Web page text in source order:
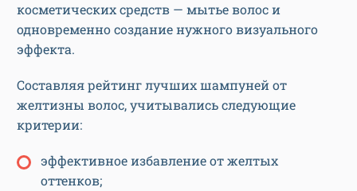
косметических средств — мытье волос и
одновременно создание нужного визуального
эффекта.
Составляя рейтинг лучших шампуней от
желтизны волос, учитывались следующие
критерии:
эффективное избавление от желтых
оттенков;